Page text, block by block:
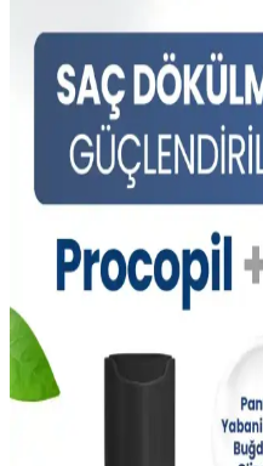
Doğru seçim ve düzenli
Güçlü Biotin Takviyeleri
Destekleme Rehberi
Yüksek biotin içeren takviyeler,
güçlendirir ve cilt elastikiyetini
önerisiyle en iyi sonuçlar elde
Saç Sağlığını
Spreyler Hakkında
Biotin ve kafein içeren saç
saçların sağlıklı, kalın
kullanımda etkili sonuçlar sağlar.
Saç Hacmini Artıran
Güvenilir Çözüm